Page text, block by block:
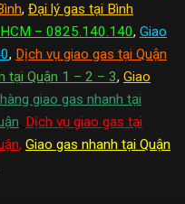
, Đại lý gas tại Bình
– 0825.140.140, Giao
, Dịch vụ giao gas tại Quận
tại Quận 1 – 2 – 3, Giao
giao gas nhanh tại
Dịch vụ giao gas tại
, Giao gas nhanh tại Quận